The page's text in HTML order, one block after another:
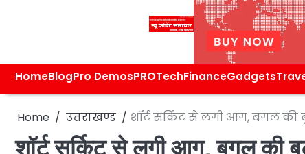
HomeBlogPro DemosPROTechFinanceGadgets
Home उत्तराखण्ड शॉर्ट सर्किट से लगी आग, बगल की
शॉर्ट सर्किट से लगी आग, बगल की